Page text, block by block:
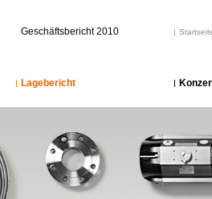
Geschäftsbericht 2010
Lagebericht